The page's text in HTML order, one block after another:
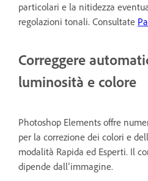
particolari e la nitidezza
regolazioni tonali. Consultate
Correggere
luminosità e colore
Photoshop Elements offre
per la correzione dei colori e
modalità Rapida ed Esperti. Il
dipende dall’immagine.